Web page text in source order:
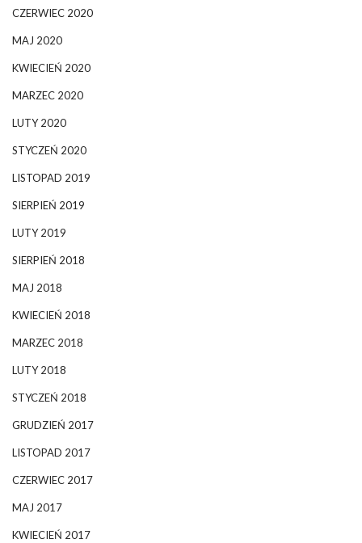
CZERWIEC 2020
MAJ 2020
KWIECIEŃ 2020
MARZEC 2020
LUTY 2020
STYCZEŃ 2020
LISTOPAD 2019
SIERPIEŃ 2019
LUTY 2019
SIERPIEŃ 2018
MAJ 2018
KWIECIEŃ 2018
MARZEC 2018
LUTY 2018
STYCZEŃ 2018
GRUDZIEŃ 2017
LISTOPAD 2017
CZERWIEC 2017
MAJ 2017
KWIECIEŃ 2017